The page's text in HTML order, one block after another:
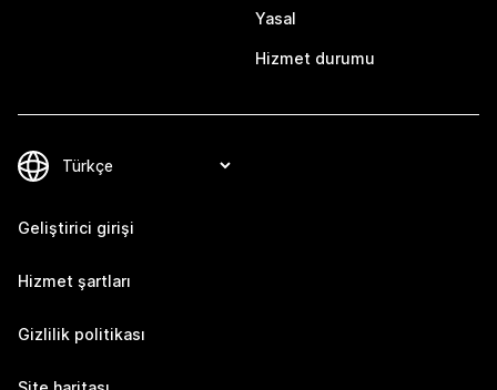
Yasal
Hizmet durumu
Geliştirici girişi
Hizmet şartları
Gizlilik politikası